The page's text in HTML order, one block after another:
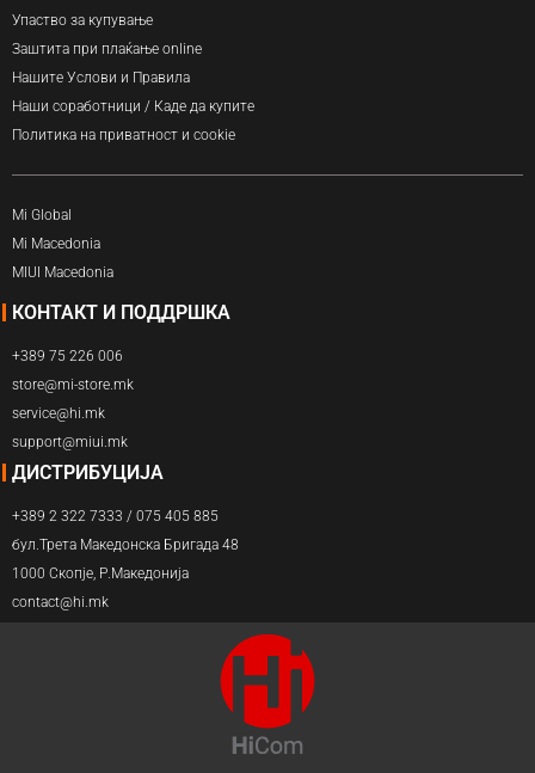
Упаство за купување
Заштита при плаќање online
Нашите Услови и Правила
Наши соработници / Каде да купите
Политика на приватност и cookie
Mi Global
Mi Macedonia
MIUI Macedonia
КОНТАКТ И ПОДДРШКА
+389 75 226 006
store@mi-store.mk
service@hi.mk
support@miui.mk
ДИСТРИБУЦИЈА
+389 2 322 7333 / 075 405 885
бул.Трета Македонска Бригада 48
1000 Скопје, Р.Македонија
contact@hi.mk